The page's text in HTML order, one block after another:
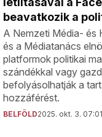
beavatkozik a
A Nemzeti Média- és
és a Médiatanács
platformok politikai
szándékkal vagy
befolyásolhatják a
hozzáférést.
BELFÖLD2025. okt. 3. 07:01